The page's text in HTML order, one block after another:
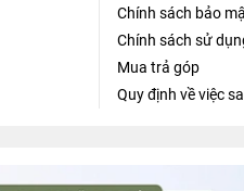
Chính sách bảo
Chính sách sử
Mua trả góp
Quy định về việc